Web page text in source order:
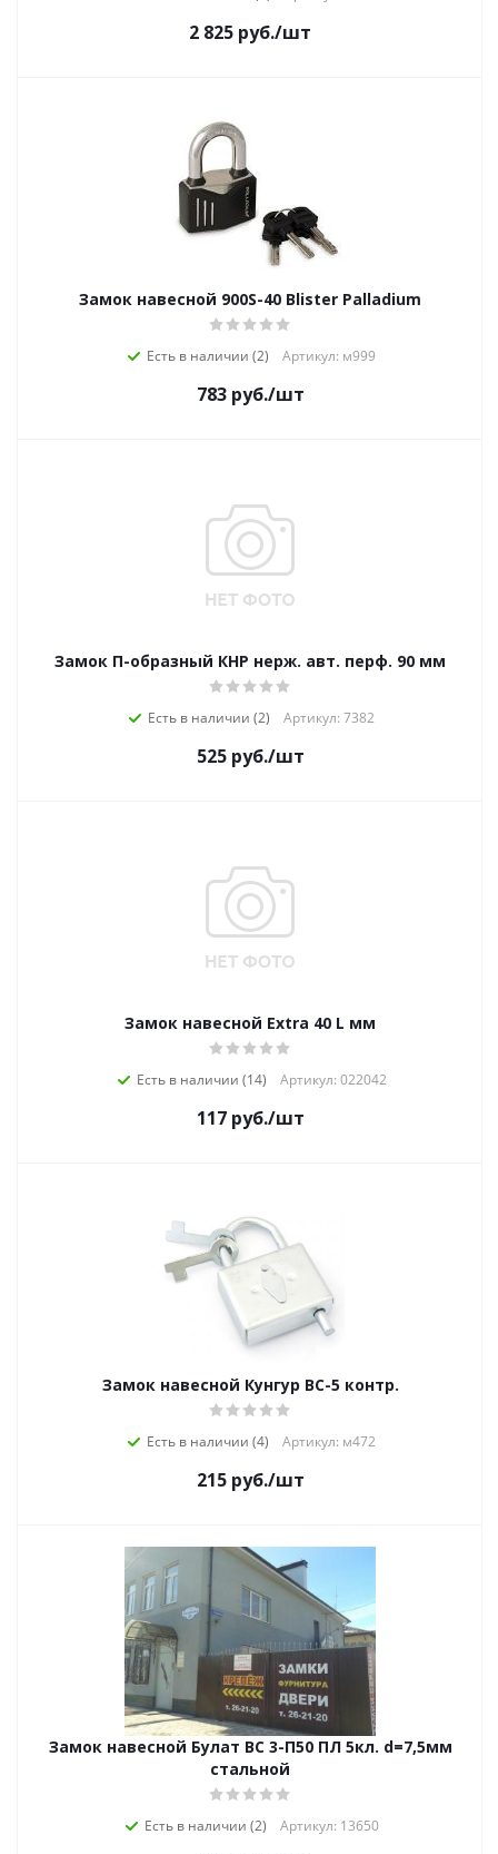
2 825 руб./шт
Замок навесной 900S-40 Blister Palladium
Есть в наличии (2) Артикул: м999
783руб./шт
Замок П-образный КНР нерж. авт. перф. 90 мм
Есть в наличии (2) Артикул: 7382
525руб./шт
Замок навесной Extra 40 L мм
Есть в наличии (14) Артикул: 022042
117руб./шт
Замок навесной Кунгур ВС-5 контр.
Есть в наличии (4) Артикул: м472
215руб./шт
Замок навесной Булат ВС 3-П50 ПЛ 5кл. d=7,5мм
стальной
Есть в наличии (2) Артикул: 13650